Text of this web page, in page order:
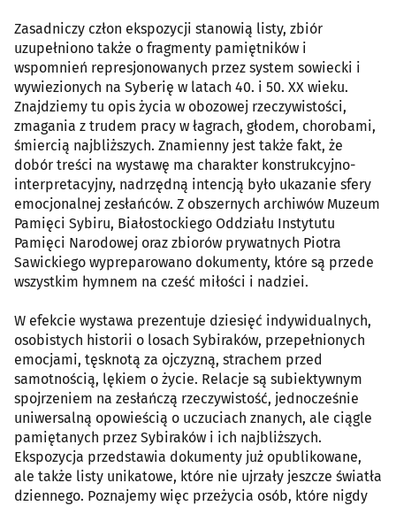
Zasadniczy człon ekspozycji stanowią listy, zbiór
uzupełniono także o fragmenty pamiętników i
wspomnień represjonowanych przez system sowiecki i
wywiezionych na Syberię w latach 40. i 50. XX wieku.
Znajdziemy tu opis życia w obozowej rzeczywistości,
zmagania z trudem pracy w łagrach, głodem, chorobami,
śmiercią najbliższych. Znamienny jest także fakt, że
dobór treści na wystawę ma charakter konstrukcyjno-
interpretacyjny, nadrzędną intencją było ukazanie sfery
emocjonalnej zesłańców. Z obszernych archiwów Muzeum
Pamięci Sybiru, Białostockiego Oddziału Instytutu
Pamięci Narodowej oraz zbiorów prywatnych Piotra
Sawickiego wypreparowano dokumenty, które są przede
wszystkim hymnem na cześć miłości i nadziei.
W efekcie wystawa prezentuje dziesięć indywidualnych,
osobistych historii o losach Sybiraków, przepełnionych
emocjami, tęsknotą za ojczyzną, strachem przed
samotnością, lękiem o życie. Relacje są subiektywnym
spojrzeniem na zesłańczą rzeczywistość, jednocześnie
uniwersalną opowieścią o uczuciach znanych, ale ciągle
pamiętanych przez Sybiraków i ich najbliższych.
Ekspozycja przedstawia dokumenty już opublikowane,
ale także listy unikatowe, które nie ujrzały jeszcze światła
dziennego. Poznajemy więc przeżycia osób, które nigdy